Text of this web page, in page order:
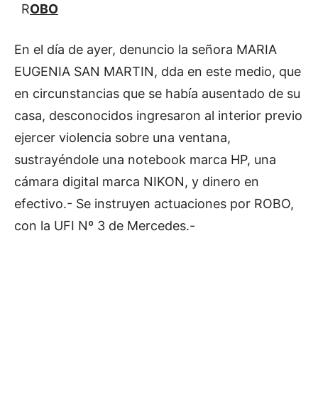
ROBO
En el día de ayer, denuncio la señora MARIA
EUGENIA SAN MARTIN, dda en este medio, que
en circunstancias que se había ausentado de su
casa, desconocidos ingresaron al interior previo
ejercer violencia sobre una ventana,
sustrayéndole una notebook marca HP, una
cámara digital marca NIKON, y dinero en
efectivo.- Se instruyen actuaciones por ROBO,
con la UFI Nº 3 de Mercedes.-